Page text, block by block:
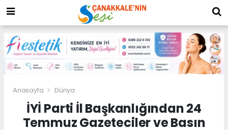
Anasayfa Dünya
İYİ Parti İl Başkanlığından 24
Temmuz Gazeteciler ve Basın